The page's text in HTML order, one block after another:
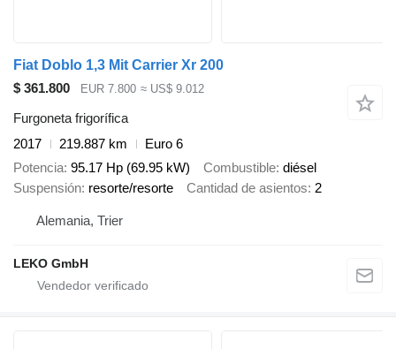
Fiat Doblo 1,3 Mit Carrier Xr 200
$ 361.800
EUR 7.800 ≈ US$ 9.012
Furgoneta frigorífica
2017
219.887 km
Euro 6
Potencia 95.17 Hp (69.95 kW) Combustible diésel
Suspensión resorte/resorte Cantidad de asientos 2
Alemania, Trier
LEKO GmbH